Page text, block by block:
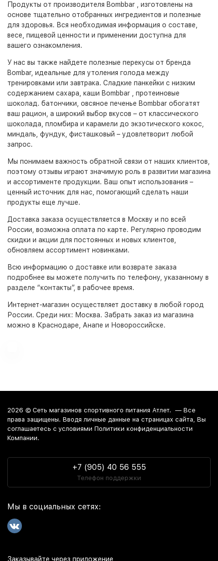
Продукты от производителя Bombbar , изготовлены на
основе тщательно отобранных ингредиентов и полезные
для здоровья. Вся необходимая информация о составе,
весе, пищевой ценности и применении доступна для
вашего ознакомления.
У нас вы также найдете полезные перекусы от бренда
Bombar, идеальные для утоления голода между
тренировками или завтрака. Сладкие панкейки с низким
содержанием сахара, каши Bombbar , протеиновые
шоколад. батончики, овсяное печенье Bombbar обогатят
ваш рацион, а широкий выбор вкусов – от классического
шоколада, пломбира и карамели до экзотического кокос,
миндаль, фундук, фисташковый – удовлетворит любой
запрос.
Мы понимаем важность обратной связи от наших клиентов,
поэтому отзывы играют значимую роль в развитии магазина
и ассортименте продукции. Ваш опыт использования –
ценный источник для нас, помогающий сделать наши
продукты еще лучше.
Доставка заказа осуществляется в Москву и по всей
России, возможна оплата по карте. Регулярно проводим
скидки и акции для постоянных и новых клиентов,
обновляем ассортимент новинками.
Всю информацию о доставке или возврате заказа
подробнее вы можете получить по телефону, указанному в
разделе “контакты”, в рабочее время.
Интернет-магазин осуществляет доставку в любой город
России. Среди них: Москва. Забрать заказ из магазина
можно в Краснодаре, Анапе и Новороссийске.
2026 © Сеть магазинов спортивного питания Атлет. — Все
права защищены. Вводя личные данные на страницах сайта, Вы
соглашаетесь c условиями Политики конфиденциальности
Компании.
+7 (905) 40 56 555
Телефон поддержки
Мы в социальных сетях:
Заказывайте через приложение